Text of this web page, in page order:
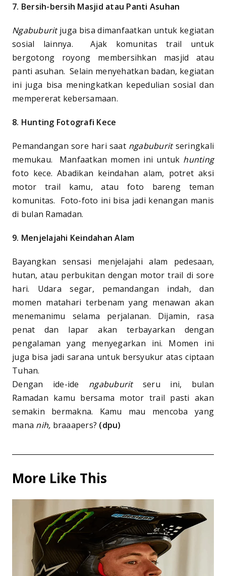
7. Bersih-bersih Masjid atau Panti Asuhan
Ngabuburitjuga bisa dimanfaatkan untuk kegiatan
sosial lainnya. Ajak komunitas trail untuk
bergotong royong membersihkan masjid atau
panti asuhan. Selain menyehatkan badan, kegiatan
ini juga bisa meningkatkan kepedulian sosial dan
mempererat kebersamaan.
8. Hunting Fotografi Kece
Pemandangan sore hari saat ngabuburitseringkali
memukau. Manfaatkan momen ini untuk hunting
foto kece. Abadikan keindahan alam, potret aksi
motor trail kamu, atau foto bareng teman
komunitas. Foto-foto ini bisa jadi kenangan manis
di bulan Ramadan.
9. Menjelajahi Keindahan Alam
Bayangkan sensasi menjelajahi alam pedesaan,
hutan, atau perbukitan dengan motor trail di sore
hari. Udara segar, pemandangan indah, dan
momen matahari terbenam yang menawan akan
menemanimu selama perjalanan. Dijamin, rasa
penat dan lapar akan terbayarkan dengan
pengalaman yang menyegarkan ini. Momen ini
juga bisa jadi sarana untuk bersyukur atas ciptaan
Tuhan.
Dengan ide-ide ngabuburitseru ini, bulan
Ramadan kamu bersama motor trail pasti akan
semakin bermakna. Kamu mau mencoba yang
mana nih, braaapers? (dpu)
More Like This